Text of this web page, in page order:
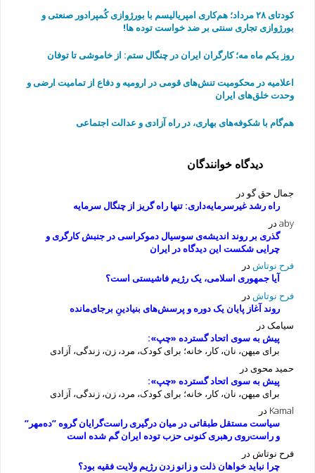
کودتای ۲۸ مرداد؛ هم‌کاری امپریالیسم با بورژوازی کُمپرادور صنعتی و
بورژوازی تجاری سنتی بر ضد خواست توده ها!
روز یکم ماه مه؛ کارگران ایران در چنگال ستم: از خاموشی تا توفان
اعلامیه در محکومیت تنش‌های قومی در ارومیه و دفاع از تمامیت ارضی و
وحدت خلق‌های ایران
هم‌گام با شکوفه‌های بهاری، در راه آزادی و عدالت اجتماعی
دیدگاه خوانندگان
جمال حق گو در
راه رشد غیرسرمایه‌داری: تنها راه گریز از چنگال سرمایه
abyدر
گذری بر روند اندیشه‌ی سوسیال دموکراسی در جنبش کارگری و
چرایی شکست این دیدگاه در ایران
فرح نوتاش در
آیا جمهوری اسلامی، یک رژیم فاشیستی است؟
فرح نوتاش در
روند آغاز پایان یک دوره و پرسش‌های بنیادینِ برجای‌مانده
سیامکدر
پیش به سوی اتحاد گسترده «چپ»:
برای میهن، نان، کار، خانه؛ برای کودک، مرد، زن، زندگی، آزادی
حمید محویدر
پیش به سوی اتحاد گسترده «چپ»:
برای میهن، نان، کار، خانه؛ برای کودک، مرد، زن، زندگی، آزادی
Kamal در
سیاست مستقل طبقاتی در میان درگیری راست‌گرایان گروه ”ده‌مهر”
و راست‌روی رهبری کنونی حزب توده ایران گم شده است
فرح نوتاش در
چرا نباید خواهان ذلت و زانو زدن رژیم ولایت فقیه بود؟